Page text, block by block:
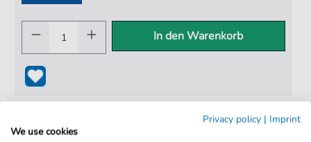
In den Warenkorb
Privacy policy | Imprint
We use cookies